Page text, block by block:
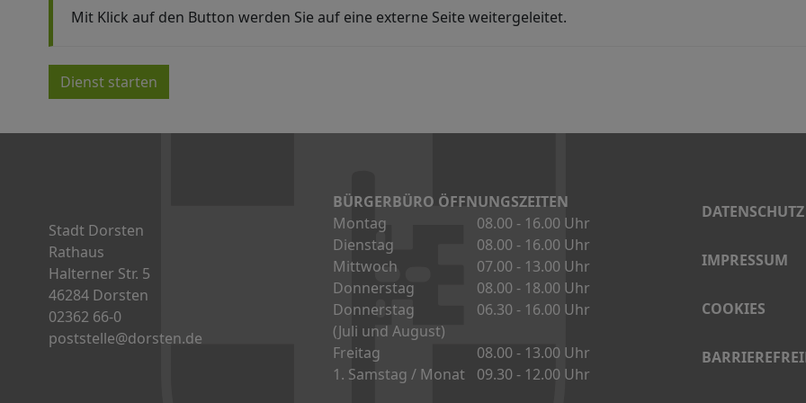
Mit Klick auf den Button werden Sie auf eine externe Seite weitergeleitet.
Dienst starten
IMPRESSUM
DATENSCHUTZ
COOKIES